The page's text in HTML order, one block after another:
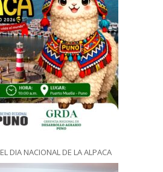
DIA NACIONAL DE LA ALPACA